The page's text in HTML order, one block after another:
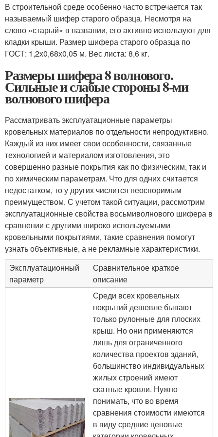
В строительной среде особенно часто встречается так
называемый шифер старого образца. Несмотря на
слово «старый» в названии, его активно используют для
кладки крыши. Размер шифера старого образца по
ГОСТ: 1,2х0,68х0,05 м. Вес листа: 8,6 кг.
Размеры шифера 8 волнового.
Сильные и слабые стороны 8-ми
волнового шифера
Рассматривать эксплуатационные параметры
кровельных материалов по отдельности непродуктивно.
Каждый из них имеет свои особенности, связанные
технологией и материалом изготовления, это
совершенно разные покрытия как по физическим, так и
по химическим параметрам. Что для одних считается
недостатком, то у других числится неоспоримым
преимуществом. С учетом такой ситуации, рассмотрим
эксплуатационные свойства восьмиволнового шифера в
сравнении с другими широко используемыми
кровельными покрытиями, такие сравнения помогут
узнать объективные, а не рекламные характеристики.
Эксплуатационный
параметр
Сравнительное краткое
описание
Среди всех кровельных
покрытий дешевле бывают
только рулонные для плоских
крыш. Но они применяются
лишь для ограниченного
количества проектов зданий,
большинство индивидуальных
жилых строений имеют
скатные кровли. Нужно
понимать, что во время
сравнения стоимости имеются
в виду средние ценовые